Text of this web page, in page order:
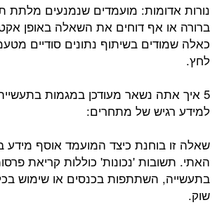
נורות אדומות: מועמדים שנמנעים מלתת
ברורה או אף דוחים את השאלה באופן
כאלה שמודים בשיתוף נתונים סודיים
לחץ.
5 איך אתה נשאר מעודכן במגמות
למידע רגיש של מתחרים:
שאלה זו בוחנת כיצד המועמד אוסף מידע
האתי. תשובות 'נכונות' כוללות קריאת
בתעשייה, השתתפות בכנסים או שימוש
שוק.